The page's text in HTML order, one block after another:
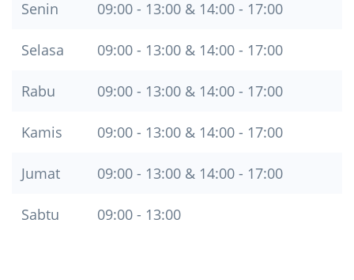
Senin 09:00 - 13:00 & 14:00 - 17:00
Selasa 09:00 - 13:00 & 14:00 - 17:00
Rabu 09:00 - 13:00 & 14:00 - 17:00
Kamis 09:00 - 13:00 & 14:00 - 17:00
Jumat 09:00 - 13:00 & 14:00 - 17:00
Sabtu 09:00 - 13:00